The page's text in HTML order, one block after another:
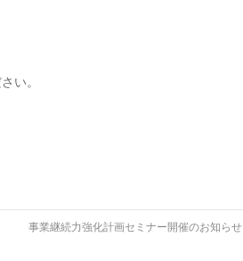
い。
事業継続力強化計画セミナー開催のお知らせ